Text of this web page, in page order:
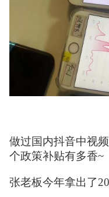
做过国内抖音中视
个政策补贴有多香~
张老板今年拿出了